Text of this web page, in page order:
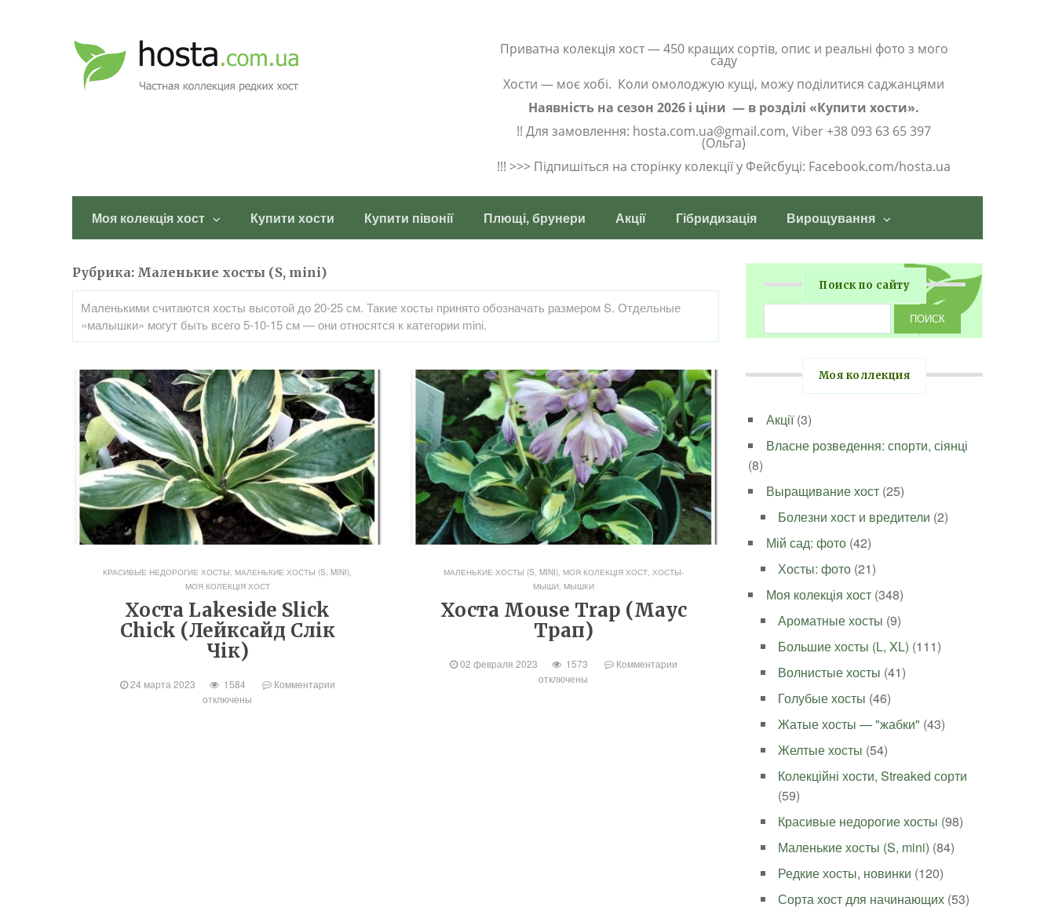
Приватна колекція хост — 450 кращих сортів, опис и реальні фото з мого
саду
Хости — моє хобі. Коли омолоджую кущі, можу поділитися саджанцями
Наявність на сезон 2026 і ціни — в розділі «Купити хости».
!! Для замовлення: hosta.com.ua@gmail.com, Viber +38 093 63 65 397
(Ольга)
!!! >>> Підпишіться на сторінку колекції у Фейсбуці: Facebook.com/hosta.ua
Моя колекція хост Купити хости Купити півонії Плющі, брунери Акції Гібридизація Вирощування
Рубрика: Маленькие хосты (S, mini)
Маленькими считаются хосты высотой до 20-25 см. Такие хосты принято обозначать размером S. Отдельные
«малышки» могут быть всего 5-10-15 см — они относятся к категории mini.
КРАСИВЫЕ НЕДОРОГИЕ ХОСТЫ, МАЛЕНЬКИЕ ХОСТЫ (S, MINI),
МОЯ КОЛЕКЦІЯ ХОСТ
Хоста Lakeside Slick
Chick (Лейксайд Слік
Чік)
24 марта 2023 1584
Комментарии
отключены
МАЛЕНЬКИЕ ХОСТЫ (S, MINI), МОЯ КОЛЕКЦІЯ ХОСТ, ХОСТЫ-
МЫШИ, МЫШКИ
Хоста Mouse Trap (Маус
Трап)
02 февраля 2023 1573
Комментарии
отключены
Поиск по сайту
Моя коллекция
Акції(3)
Власне розведення: спорти, сіянці
(8)
Выращивание хост (25)
Болезни хост и вредители (2)
Мій сад: фото (42)
Хосты: фото (21)
Моя колекція хост (348)
Ароматные хосты (9)
Большие хосты (L, XL) (111)
Волнистые хосты (41)
Голубые хосты (46)
Жатые хосты — "жабки" (43)
Желтые хосты (54)
Колекційні хости, Streaked сорти
(59)
Красивые недорогие хосты (98)
Маленькие хосты (S, mini) (84)
Редкие хосты, новинки (120)
Сорта хост для начинающих (53)